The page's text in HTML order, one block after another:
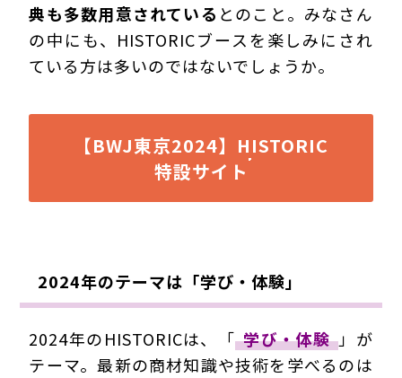
典も多数用意されている とのこと。みなさん
の中にも、HISTORICブースを楽しみにされ
ている方は多いのではないでしょうか。
【BWJ東京2024】HISTORIC
特設サイト
2024年のテーマは「学び・体験」
2024年のHISTORICは、「 学び・体験 」が
テーマ。最新の商材知識や技術を学べるのは